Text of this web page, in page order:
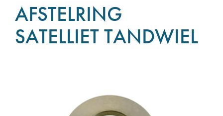
AFSTELRING
SATELLIET TANDWIEL